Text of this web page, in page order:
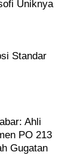
Uniknya
Standar
Ahli
PO 213
Gugatan